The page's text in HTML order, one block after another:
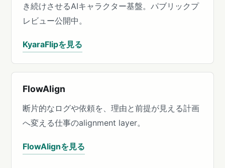
き続けさせるAIキャラクター基盤。パブリックプ
レビュー公開中。
KyaraFlipを見る
FlowAlign
断片的なログや依頼を、理由と前提が見える計画
へ変える仕事のalignment layer。
FlowAlignを見る